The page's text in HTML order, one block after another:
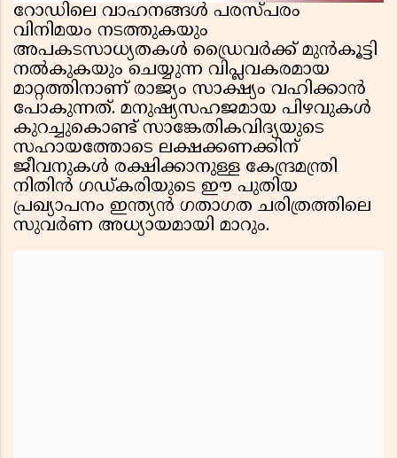
റോഡിലെ വാഹനങ്ങൾ പരസ്പരം
വിനിമയം നടത്തുകയും
അപകടസാധ്യതകൾ ഡ്രൈവർക്ക് മുൻകൂട്ടി
നൽകുകയും ചെയ്യുന്ന വിപ്ലവകരമായ
മാറ്റത്തിനാണ് രാജ്യം സാക്ഷ്യം വഹിക്കാൻ
പോകുന്നത്. മനുഷ്യസഹജമായ പിഴവുകൾ
കുറച്ചുകൊണ്ട് സാങ്കേതികവിദ്യയുടെ
സഹായത്തോടെ ലക്ഷക്കണക്കിന്
ജീവനുകൾ രക്ഷിക്കാനുള്ള കേന്ദ്രമന്ത്രി
നിതിൻ ഗഡ്കരിയുടെ ഈ പുതിയ
പ്രഖ്യാപനം ഇന്ത്യൻ ഗതാഗത ചരിത്രത്തിലെ
സുവർണ അധ്യായമായി മാറും.